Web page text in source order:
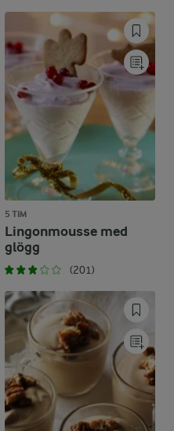
5 TIM
Lingonmousse med
glögg
(201)